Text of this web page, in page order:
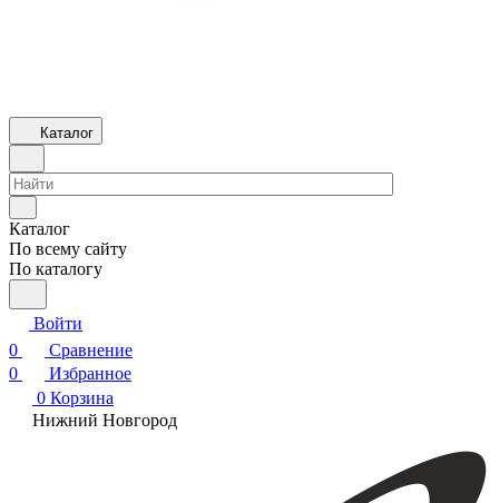
Каталог
Каталог
По всему сайту
По каталогу
Войти
0
Сравнение
0
Избранное
0 Корзина
Нижний Новгород